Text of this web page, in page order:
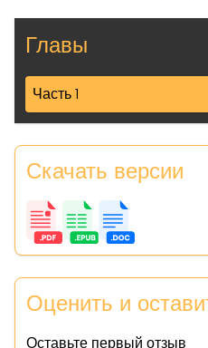
Главы
Часть 1
Скачать версии
Оценить и
Оставьте первый отзыв